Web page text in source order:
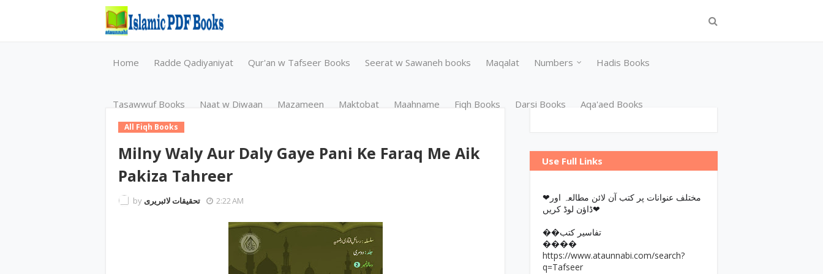
Home Radde Qadiyaniyat Qur'an w Tafseer Books Seerat w Sawaneh books Maqalat Numbers Hadis Books
Tasawwuf Books Naat w Diwaan Mazameen Maktobat Maahname Fiqh Books Darsi Books Aqa'aed Books
All Fiqh Books
Milny Waly Aur Daly Gaye Pani Ke Faraq Me Aik
Pakiza Tahreer
by تحقیقات لائبریری 2:22 AM
Use Full Links
❤مختلف عنوانات پر کتب آن لائن مطالعہ اور
ڈاؤن لوڈ کریں❤
��تفاسیر کتب
����
https://www.ataunnabi.com/search?
q=Tafseer